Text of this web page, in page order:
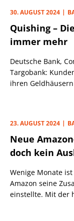
30. AUGUST 2024
Quishing –
immer mehr
Deutsche Bank,
Targobank:
ihren
23. AUGUST 2024
Neue
doch kein
Wenige Monate
Amazon seine
einstellte. Mit der